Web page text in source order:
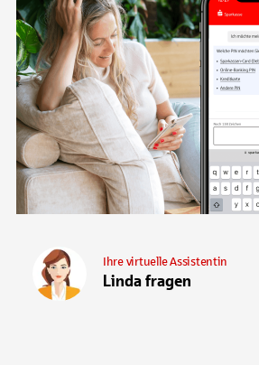
Linda fragen
Ihre virtuelle Assistentin